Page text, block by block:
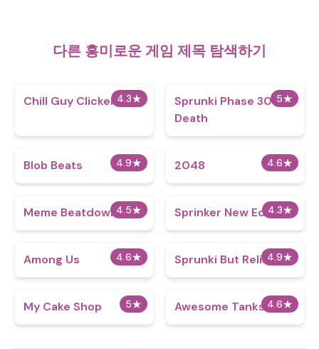
다른 흥미로운 게임 제목 탐색하기
4.3★
Chill Guy Clicker 3D 5★
Sprunki Phase 30
Death
4.9★
Blob Beats​ 4.6★
2048
4.5★
Meme Beatdown 4.3★
Sprinker New Edition
4.6★
Among Us 4.9★
Sprunki But Relish
5★
My Cake Shop 4.6★
Awesome Tanks